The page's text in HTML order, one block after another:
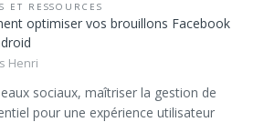
ET RESSOURCES
optimiser vos brouillons Facebook
Henri
sociaux, maîtriser la gestion de
pour une expérience utilisateur